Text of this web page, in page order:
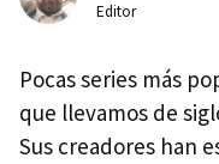
Editor
Pocas series más
que llevamos de
Sus creadores han